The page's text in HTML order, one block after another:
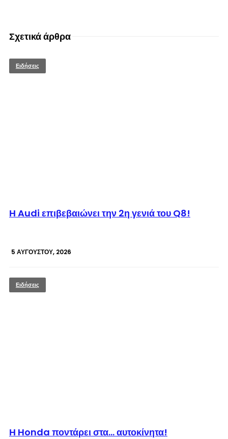
Σχετικά άρθρα
Ειδήσεις
Η Audi επιβεβαιώνει την 2η γενιά του Q8!
5 ΑΥΓΟΎΣΤΟΥ, 2026
Ειδήσεις
Η Honda ποντάρει στα… αυτοκίνητα!